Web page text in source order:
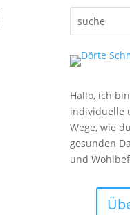
Hallo, ich
individuelle
Wege, wie
gesunden
und